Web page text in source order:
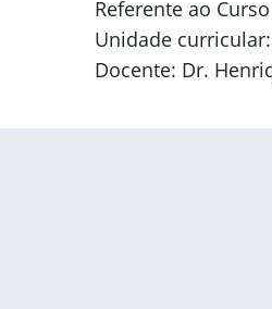
Referente ao
Unidade
Docente: Dr.